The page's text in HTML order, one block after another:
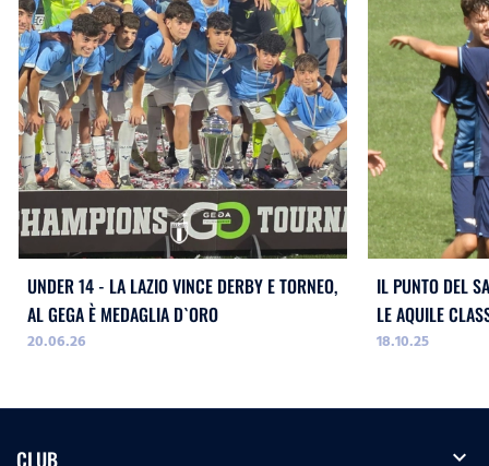
UNDER 14 - LA LAZIO VINCE DERBY E TORNEO,
AL GEGA È MEDAGLIA D`ORO
20.06.26
IL PUNTO DEL
LE AQUILE
18.10.25
CLUB expand_more